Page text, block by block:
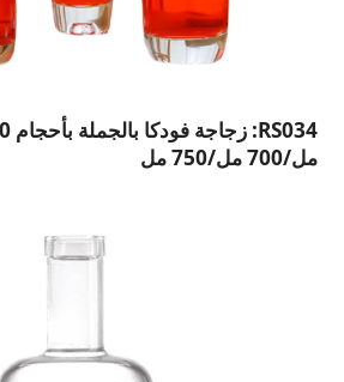
مل/700 مل/750 مل